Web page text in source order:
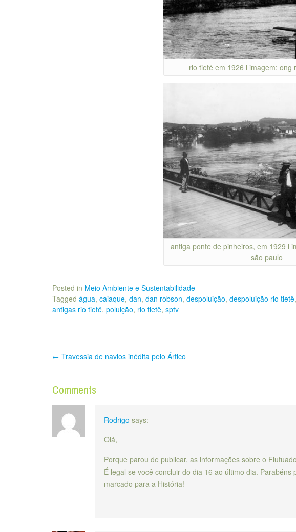
rio tietê em 1926 l imagem: ong
antiga ponte de pinheiros, em 1929 l
são paulo
Posted in Meio Ambiente e Sustentabilidade
Tagged água, caiaque, dan, dan robson, despoluição, despoluição rio tietê,
antigas rio tietê, poluição, rio tietê, sptv
Post
← Travessia de navios inédita pelo Ártico
Comments
Rodrigo says:
Olá,
Porque parou de publicar, as informações sobre o
É legal se você concluir do dia 16 ao último dia.
marcado para a História!